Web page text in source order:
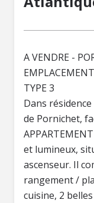
A VENDRE -
TYPE 3
Dans
de Pornichet,
et lumineux,
ascenseur. Il
rangement /
cuisine, 2